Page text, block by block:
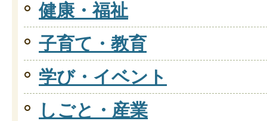
健康・福祉
子育て・教育
学び・イベント
しごと・産業